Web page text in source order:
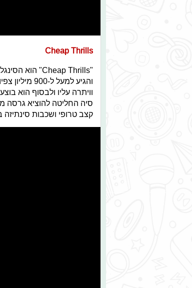
Cheap Thrills
"Cheap Thrills" הוא
והגיע למעל ל-900 מיליון צפיות.
וויתרה עליו ולבסוף הוא
סיה החליטה להוציא גרסה
קצב טרופי ושכבות סינתיזה